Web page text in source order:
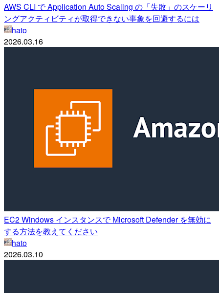
AWS CLI で Application Auto Scaling の「失敗」のスケーリ
ングアクティビティが取得できない事象を回避するには
hato
2026.03.16
EC2 Windows インスタンスで Microsoft Defender を無効に
する方法を教えてください
hato
2026.03.10